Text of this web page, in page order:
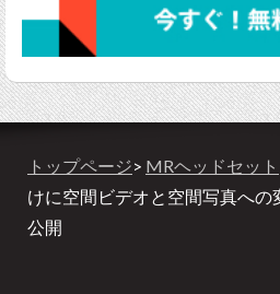
トップページ> MRヘッドセット
けに空間ビデオと空間写真へ
公開